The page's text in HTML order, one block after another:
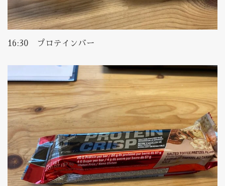
16:30 プロテインバー